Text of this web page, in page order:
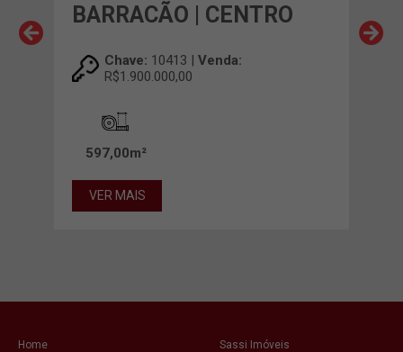
BARRACÃO | CENTRO
Chave: 10413 | Venda:
R$1.900.000,00
597,00m²
VER MAIS
Home
Sassi Imóveis